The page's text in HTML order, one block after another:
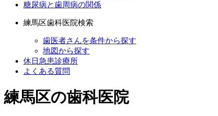
糖尿病と歯周病の関係
練馬区歯科医院検索
歯医者さんを条件から探す
地図から探す
休日急患診療所
よくある質問
練馬区の歯科医院